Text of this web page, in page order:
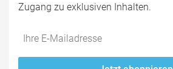
Zugang zu exklusiven Inhalten.
Do
fill
*Ihre
Mailadresse: